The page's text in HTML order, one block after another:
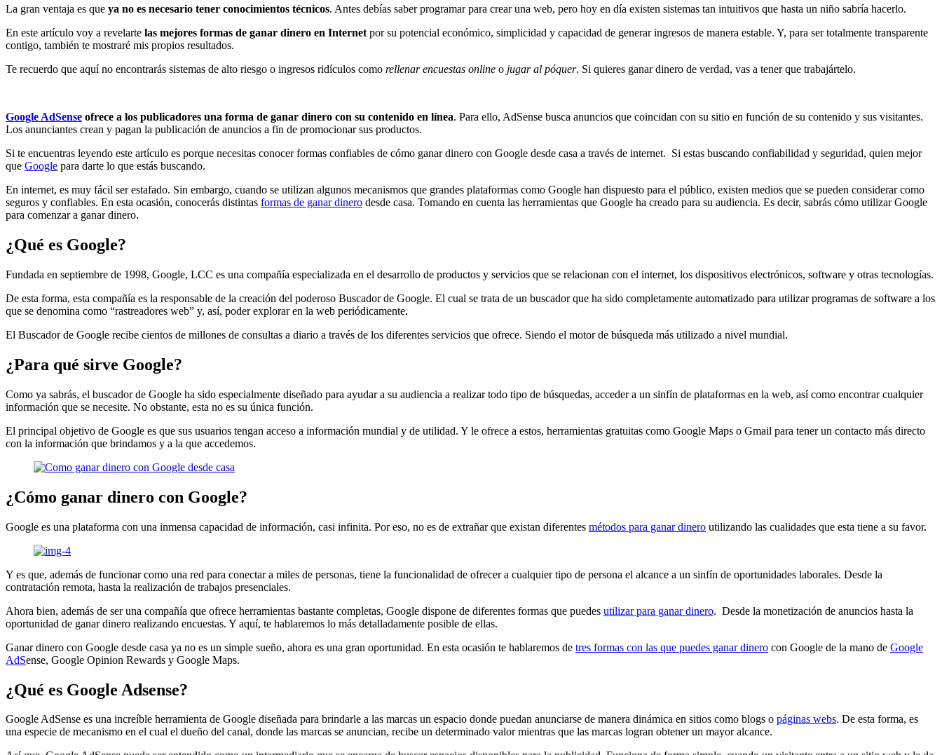
La gran ventaja es que ya no es necesario tener conocimientos técnicos. Antes debías saber programar para crear una web, pero hoy en día existen sistemas tan intuitivos que hasta un niño sabría hacerlo.
En este artículo voy a revelarte las mejores formas de ganar dinero en Internet por su potencial económico, simplicidad y capacidad de generar ingresos de manera estable. Y, para ser totalmente transparente
contigo, también te mostraré mis propios resultados.
Te recuerdo que aquí no encontrarás sistemas de alto riesgo o ingresos ridículos como rellenar encuestas online o jugar al póquer. Si quieres ganar dinero de verdad, vas a tener que trabajártelo.
Google AdSense ofrece a los publicadores una forma de ganar dinero con su contenido en línea. Para ello, AdSense busca anuncios que coincidan con su sitio en función de su contenido y sus visitantes.
Los anunciantes crean y pagan la publicación de anuncios a fin de promocionar sus productos.
Si te encuentras leyendo este artículo es porque necesitas conocer formas confiables de cómo ganar dinero con Google desde casa a través de internet. Si estas buscando confiabilidad y seguridad, quien mejor
que Google para darte lo que estás buscando.
En internet, es muy fácil ser estafado. Sin embargo, cuando se utilizan algunos mecanismos que grandes plataformas como Google han dispuesto para el público, existen medios que se pueden considerar como
seguros y confiables. En esta ocasión, conocerás distintas formas de ganar dinero desde casa. Tomando en cuenta las herramientas que Google ha creado para su audiencia. Es decir, sabrás cómo utilizar Google
para comenzar a ganar dinero.
¿Qué es Google?
Fundada en septiembre de 1998, Google, LCC es una compañía especializada en el desarrollo de productos y servicios que se relacionan con el internet, los dispositivos electrónicos, software y otras tecnologías.
De esta forma, esta compañía es la responsable de la creación del poderoso Buscador de Google. El cual se trata de un buscador que ha sido completamente automatizado para utilizar programas de software a los
que se denomina como “rastreadores web” y, así, poder explorar en la web periódicamente.
El Buscador de Google recibe cientos de millones de consultas a diario a través de los diferentes servicios que ofrece. Siendo el motor de búsqueda más utilizado a nivel mundial.
¿Para qué sirve Google?
Como ya sabrás, el buscador de Google ha sido especialmente diseñado para ayudar a su audiencia a realizar todo tipo de búsquedas, acceder a un sinfín de plataformas en la web, así como encontrar cualquier
información que se necesite. No obstante, esta no es su única función.
El principal objetivo de Google es que sus usuarios tengan acceso a información mundial y de utilidad. Y le ofrece a estos, herramientas gratuitas como Google Maps o Gmail para tener un contacto más directo
con la información que brindamos y a la que accedemos.
¿Cómo ganar dinero con Google?
Google es una plataforma con una inmensa capacidad de información, casi infinita. Por eso, no es de extrañar que existan diferentes métodos para ganar dinero utilizando las cualidades que esta tiene a su favor.
Y es que, además de funcionar como una red para conectar a miles de personas, tiene la funcionalidad de ofrecer a cualquier tipo de persona el alcance a un sinfín de oportunidades laborales. Desde la
contratación remota, hasta la realización de trabajos presenciales.
Ahora bien, además de ser una compañía que ofrece herramientas bastante completas, Google dispone de diferentes formas que puedes utilizar para ganar dinero. Desde la monetización de anuncios hasta la
oportunidad de ganar dinero realizando encuestas. Y aquí, te hablaremos lo más detalladamente posible de ellas.
Ganar dinero con Google desde casa ya no es un simple sueño, ahora es una gran oportunidad. En esta ocasión te hablaremos de tres formas con las que puedes ganar dinero con Google de la mano de Google
AdSense, Google Opinion Rewards y Google Maps.
¿Qué es Google Adsense?
Google AdSense es una increíble herramienta de Google diseñada para brindarle a las marcas un espacio donde puedan anunciarse de manera dinámica en sitios como blogs o páginas webs. De esta forma, es
una especie de mecanismo en el cual el dueño del canal, donde las marcas se anuncian, recibe un determinado valor mientras que las marcas logran obtener un mayor alcance.